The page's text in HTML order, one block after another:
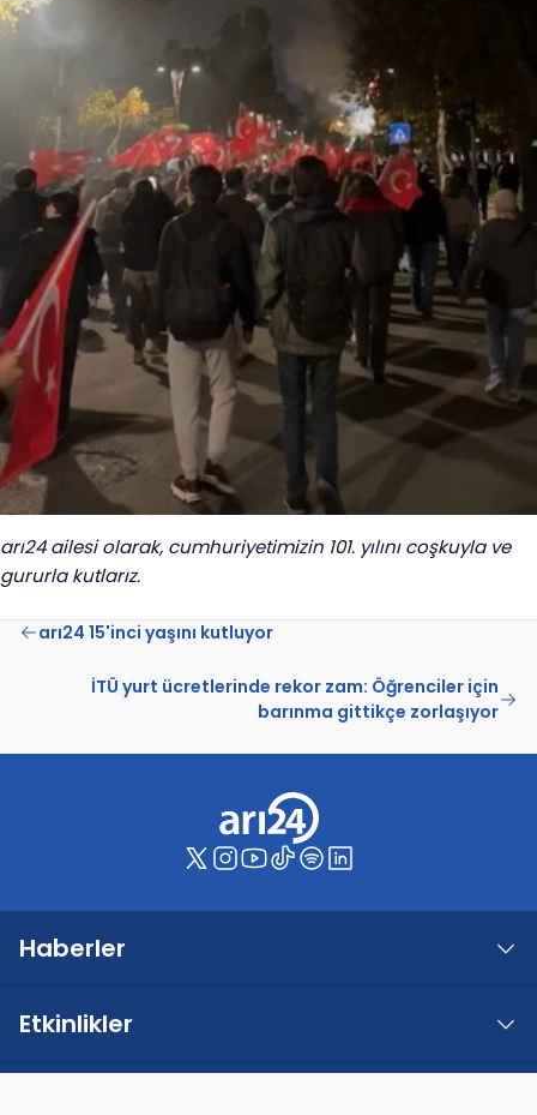
arı24 ailesi olarak, cumhuriyetimizin 101. yılını coşkuyla ve
gururla kutlarız.
arı24 15'inci yaşını kutluyor
İTÜ yurt ücretlerinde rekor zam: Öğrenciler için
barınma gittikçe zorlaşıyor
Haberler
Etkinlikler